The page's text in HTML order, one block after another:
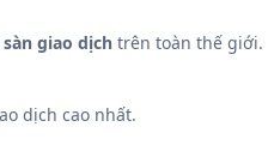
sàn giao dịch trên toàn thế giới.
dịch cao nhất.